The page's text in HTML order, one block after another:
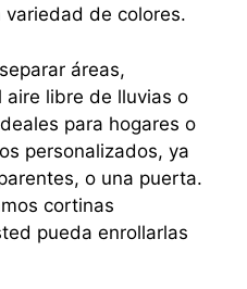
variedad de colores.
áreas,
aire libre de lluvias o
para hogares o
personalizados, ya
o una puerta.
cortinas
pueda enrollarlas